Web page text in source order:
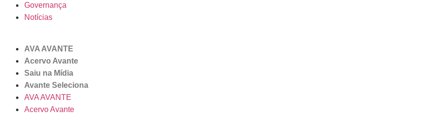
Governança
Notícias
AVA AVANTE
Acervo Avante
Saiu na Mídia
Avante Seleciona
AVA AVANTE
Acervo Avante